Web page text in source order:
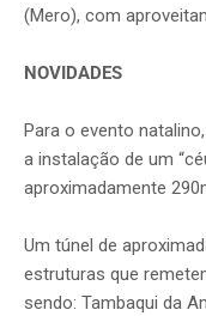
(Mero), com
NOVIDADES
Para o evento
a instalação de um
aproximadamente
Um túnel de
estruturas que
sendo: Tambaqui da